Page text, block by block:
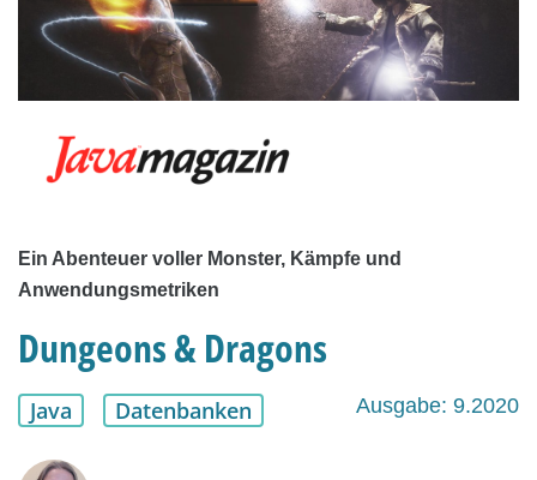
Ein Abenteuer voller Monster, Kämpfe und
Anwendungsmetriken
Dungeons & Dragons
Java Datenbanken Ausgabe: 9.2020